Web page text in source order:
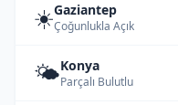
☀️Gaziantep
Çoğunlukla Açık
🌤️Konya
Parçalı Bulutlu